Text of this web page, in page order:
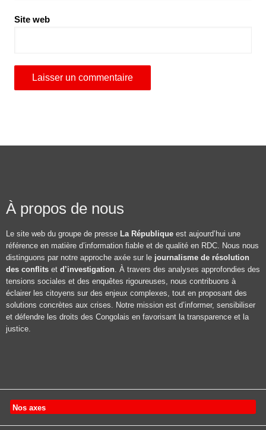
Site web
À propos de nous
Le site web du groupe de presse La République est aujourd’hui une
référence en matière d’information fiable et de qualité en RDC. Nous nous
distinguons par notre approche axée sur le journalisme de résolution
des conflits et d’investigation. À travers des analyses approfondies des
tensions sociales et des enquêtes rigoureuses, nous contribuons à
éclairer les citoyens sur des enjeux complexes, tout en proposant des
solutions concrètes aux crises. Notre mission est d’informer, sensibiliser
et défendre les droits des Congolais en favorisant la transparence et la
justice.
Nos axes